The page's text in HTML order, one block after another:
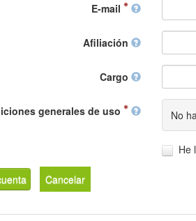
E-mail
Afiliación
Cargo
generales de uso No
He
Cancelar